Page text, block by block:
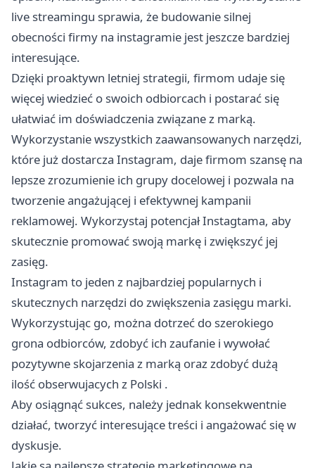
live streamingu sprawia, że ​budowanie silnej
obecności firmy na instagramie jest jeszcze bardziej
interesujące.
Dzięki proaktywn letniej strategii, firmom udaje się
więcej wiedzieć o swoich odbiorcach i postarać się
ułatwiać im doświadczenia związane z marką.
Wykorzystanie wszystkich zaawansowanych narzędzi,
które już dostarcza Instagram, daje firmom szansę na
lepsze zrozumienie ich grupy docelowej i pozwala na
tworzenie angażującej i efektywnej kampanii
reklamowej. Wykorzystaj potencjał Instagtama, aby
skutecznie promować swoją markę i zwiększyć jej
zasięg.
Instagram to jeden z najbardziej popularnych i
skutecznych narzędzi do zwiększenia zasięgu marki.
Wykorzystując go, można dotrzeć do szerokiego
grona odbiorców, zdobyć ich zaufanie i wywołać
pozytywne skojarzenia z marką oraz zdobyć dużą
ilość obserwujacych z Polski .
Aby osiągnąć sukces, należy jednak konsekwentnie
działać, tworzyć interesujące treści i angażować się w
dyskusje.